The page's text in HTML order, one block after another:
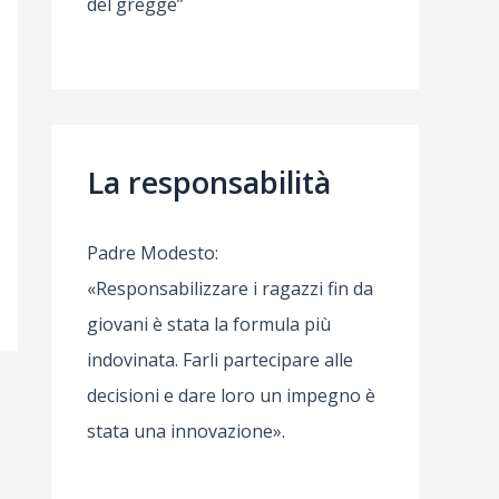
La responsabilità
Padre Modesto:
«Responsabilizzare i ragazzi fin da
giovani è stata la formula più
indovinata. Farli partecipare alle
decisioni e dare loro un impegno è
stata una innovazione».